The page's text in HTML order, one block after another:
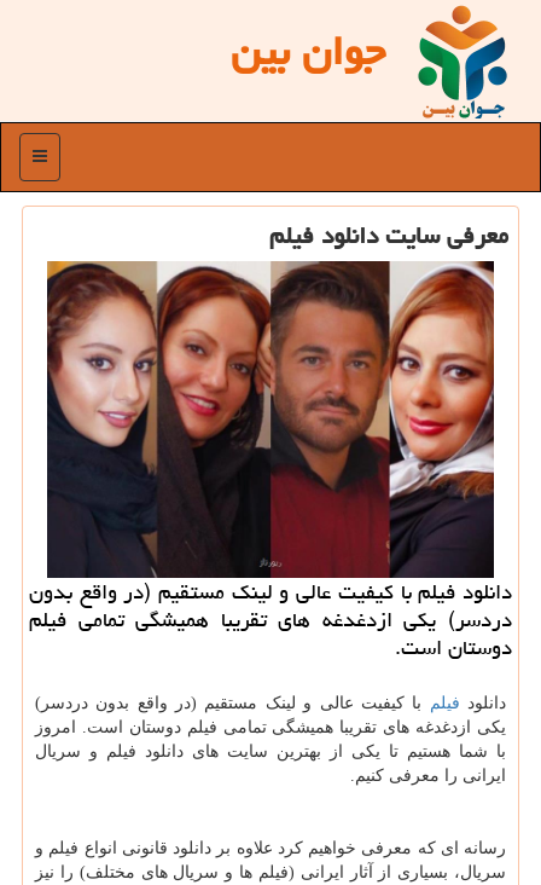
جوان بین
منو
معرفی سایت دانلود فیلم
دانلود فیلم با كیفیت عالی و لینك مستقیم (در واقع بدون
دردسر) یكی ازدغدغه های تقریبا همیشگی تمامی فیلم
دوستان است.
دانلود فیلم
با کیفیت عالی و لینک مستقیم (در واقع بدون دردسر)
یکی ازدغدغه های تقریبا همیشگی تمامی فیلم دوستان است. امروز
با شما هستیم تا یکی از بهترین سایت های دانلود فیلم و سریال
ایرانی را معرفی کنیم.
رسانه ای که معرفی خواهیم کرد علاوه بر دانلود قانونی انواع فیلم و
سریال، بسیاری از آثار ایرانی (فیلم ها و سریال های مختلف) را نیز